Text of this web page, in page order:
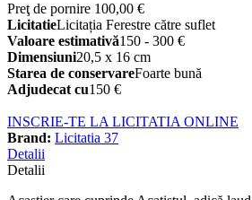
Preţ de pornire 100,00 €
LicitatieLicitația Ferestre către suflet
Valoare estimativă150 - 300 €
Dimensiuni20,5 x 16 cm
Starea de conservareFoarte bună
Adjudecat cu150 €
INSCRIE-TE LA LICITATIA ONLINE
Brand: Licitatia 37
Detalii
Detalii